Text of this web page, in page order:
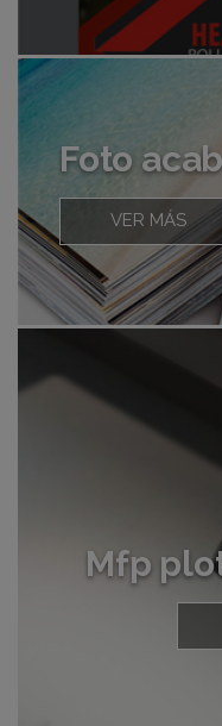
Foto
VER MÁS
Mfp